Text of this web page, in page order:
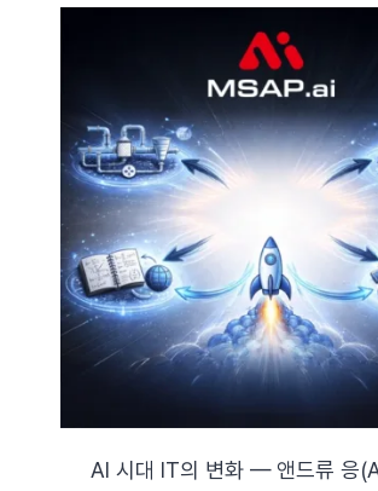
AI 시대 IT의 변화 — 앤드류 응